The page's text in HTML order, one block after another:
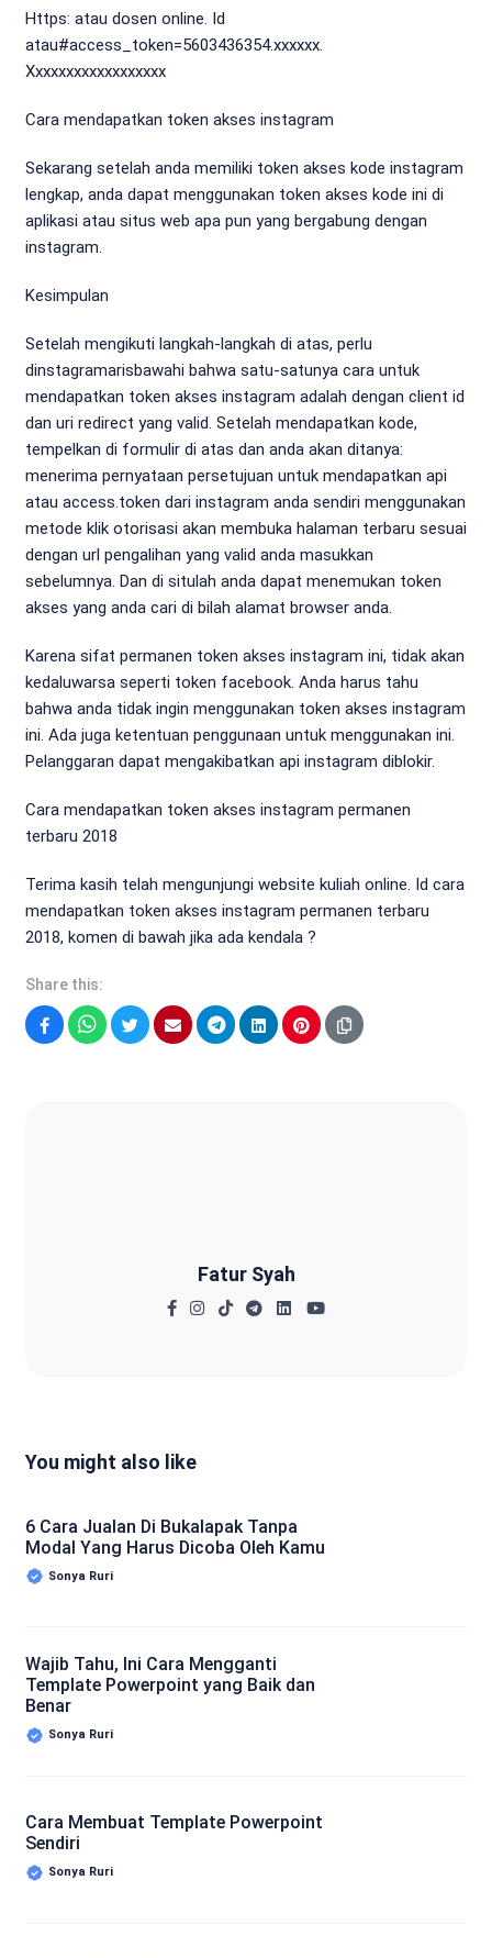
Https: atau dosen online. Id
atau#access_token=5603436354.xxxxxx.
Xxxxxxxxxxxxxxxxxx
Cara mendapatkan token akses instagram
Sekarang setelah anda memiliki token akses kode instagram
lengkap, anda dapat menggunakan token akses kode ini di
aplikasi atau situs web apa pun yang bergabung dengan
instagram.
Kesimpulan
Setelah mengikuti langkah-langkah di atas, perlu
dinstagramarisbawahi bahwa satu-satunya cara untuk
mendapatkan token akses instagram adalah dengan client id
dan uri redirect yang valid. Setelah mendapatkan kode,
tempelkan di formulir di atas dan anda akan ditanya:
menerima pernyataan persetujuan untuk mendapatkan api
atau access.token dari instagram anda sendiri menggunakan
metode klik otorisasi akan membuka halaman terbaru sesuai
dengan url pengalihan yang valid anda masukkan
sebelumnya. Dan di situlah anda dapat menemukan token
akses yang anda cari di bilah alamat browser anda.
Karena sifat permanen token akses instagram ini, tidak akan
kedaluwarsa seperti token facebook. Anda harus tahu
bahwa anda tidak ingin menggunakan token akses instagram
ini. Ada juga ketentuan penggunaan untuk menggunakan ini.
Pelanggaran dapat mengakibatkan api instagram diblokir.
Cara mendapatkan token akses instagram permanen
terbaru 2018
Terima kasih telah mengunjungi website kuliah online. Id cara
mendapatkan token akses instagram permanen terbaru
2018, komen di bawah jika ada kendala ?
Share this:
Fatur Syah
You might also like
6 Cara Jualan Di Bukalapak Tanpa
Modal Yang Harus Dicoba Oleh Kamu
Sonya Ruri
Wajib Tahu, Ini Cara Mengganti
Template Powerpoint yang Baik dan
Benar
Sonya Ruri
Cara Membuat Template Powerpoint
Sendiri
Sonya Ruri